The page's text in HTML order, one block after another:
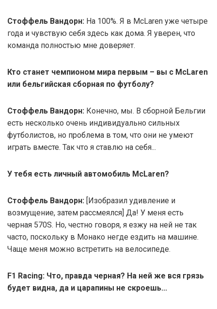
Стоффель Вандорн: На 100%. Я в McLaren уже четыре
года и чувствую себя здесь как дома. Я уверен, что
команда полностью мне доверяет.
Кто станет чемпионом мира первым – вы с McLaren
или бельгийская сборная по футболу?
Стоффель Вандорн: Конечно, мы. В сборной Бельгии
есть несколько очень индивидуально сильных
футболистов, но проблема в том, что они не умеют
играть вместе. Так что я ставлю на себя...
У тебя есть личный автомобиль McLaren?
Стоффель Вандорн: [Изобразил удивление и
возмущение, затем рассмеялся] Да! У меня есть
черная 570S. Но, честно говоря, я езжу на ней не так
часто, поскольку в Монако негде ездить на машине.
Чаще меня можно встретить на велосипеде.
F1 Racing: Что, правда черная? На ней же вся грязь
будет видна, да и царапины не скроешь...